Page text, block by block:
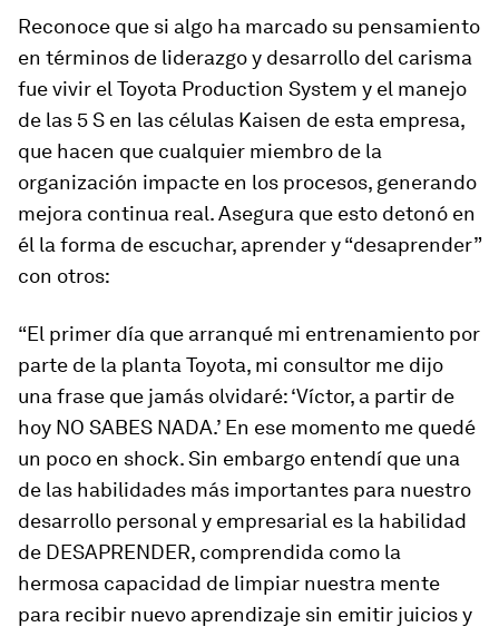
Reconoce que si algo ha marcado su pensamiento
en términos de liderazgo y desarrollo del carisma
fue vivir el Toyota Production System y el manejo
de las 5 S en las células Kaisen de esta empresa,
que hacen que cualquier miembro de la
organización impacte en los procesos, generando
mejora continua real. Asegura que esto detonó en
él la forma de escuchar, aprender y “desaprender”
con otros:
“El primer día que arranqué mi entrenamiento por
parte de la planta Toyota, mi consultor me dijo
una frase que jamás olvidaré: ‘Víctor, a partir de
hoy NO SABES NADA.’ En ese momento me quedé
un poco en shock. Sin embargo entendí que una
de las habilidades más importantes para nuestro
desarrollo personal y empresarial es la habilidad
de DESAPRENDER, comprendida como la
hermosa capacidad de limpiar nuestra mente
para recibir nuevo aprendizaje sin emitir juicios y